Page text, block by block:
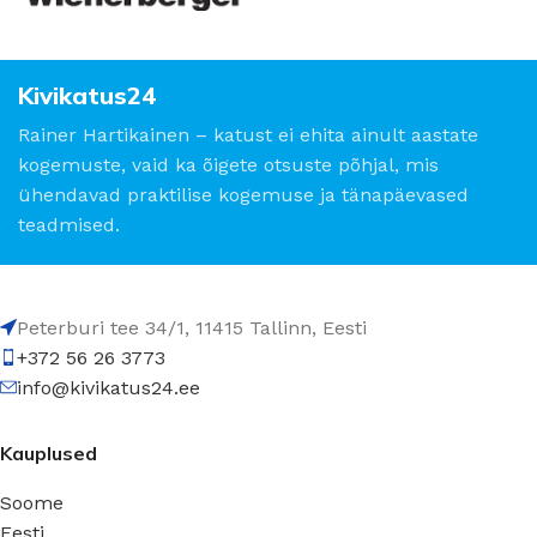
Kivikatus24
Rainer Hartikainen – katust ei ehita ainult aastate
kogemuste, vaid ka õigete otsuste põhjal, mis
ühendavad praktilise kogemuse ja tänapäevased
teadmised.
Peterburi tee 34/1, 11415 Tallinn, Eesti
+372 56 26 3773
info@kivikatus24.ee
Kauplused
Soome
Eesti